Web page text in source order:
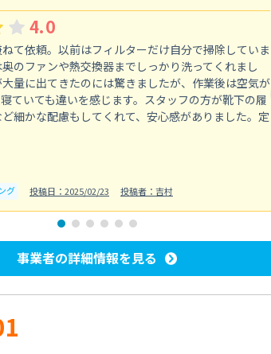
4.0
て依頼。以前はフィルターだけ自分で掃除していま
のファンや熱交換器までしっかり洗ってくれまし
量に出てきたのには驚きましたが、作業後は空気が
ていても違いを感じます。スタッフの方が靴下の履
細かな配慮もしてくれて、安心感がありました。定
グ 投稿日：2025/02/23 投稿者：吉村
事業者の詳細情報を見る